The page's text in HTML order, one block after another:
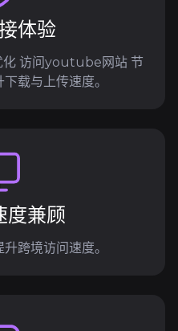
体验
访问youtube网站 节
载与上传速度。
度兼顾
跨境访问速度。